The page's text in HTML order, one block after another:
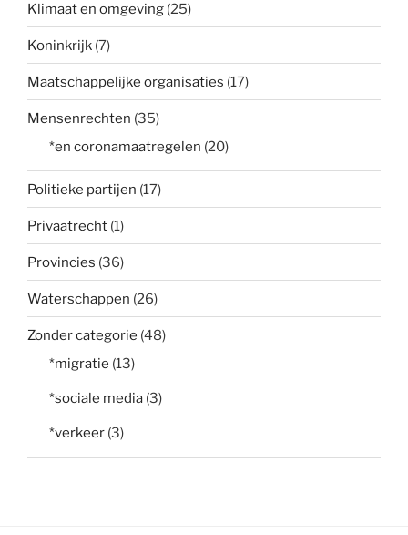
Klimaat en omgeving (25)
Koninkrijk (7)
Maatschappelijke organisaties (17)
Mensenrechten (35)
*en coronamaatregelen (20)
Politieke partijen (17)
Privaatrecht (1)
Provincies (36)
Waterschappen (26)
Zonder categorie (48)
*migratie (13)
*sociale media (3)
*verkeer (3)